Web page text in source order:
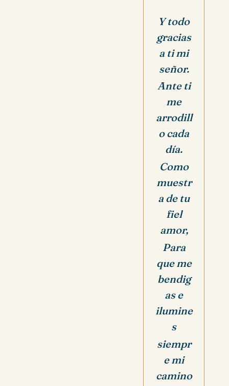
Y todo
gracias
a ti mi
señor.
Ante ti
me
arrodill
o cada
día.
Como
muestr
a de tu
fiel
amor,
Para
que me
bendig
as e
ilumine
s
siempr
e mi
camino